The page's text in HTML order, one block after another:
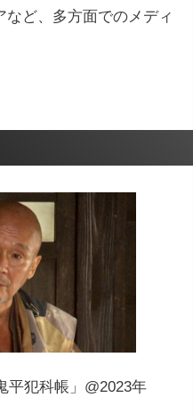
ど、多方面でのメディ
平犯科帳」@2023年